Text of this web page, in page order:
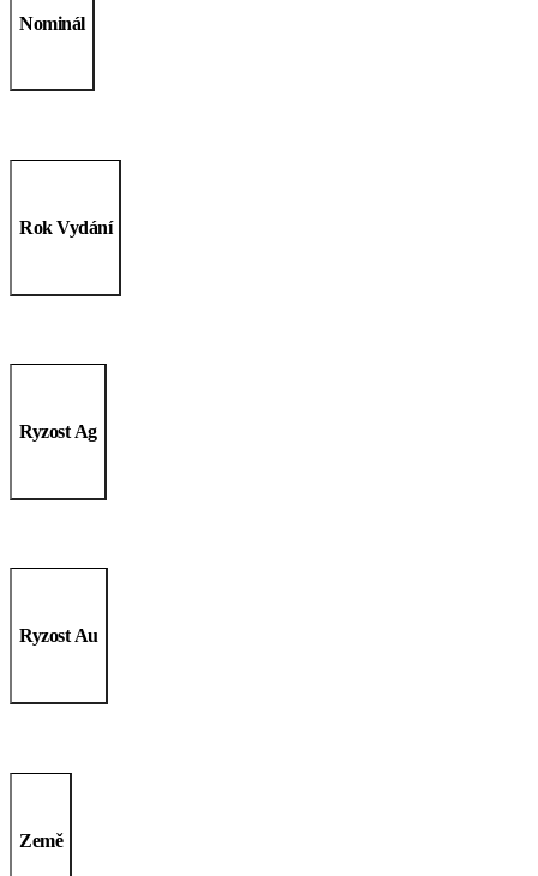
Nominál
Rok Vydání
Ryzost Ag
Ryzost Au
Země